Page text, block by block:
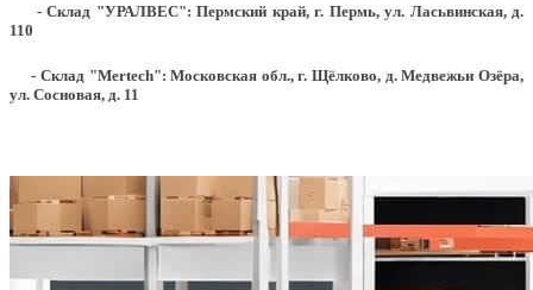
- Склад "УРАЛВЕС": Пермский край, г. Пермь, ул. Ласьвинская, д.
110
- Склад "Mertech": Московская обл., г. Щёлково, д. Медвежьи Озёра,
ул. Сосновая, д. 11